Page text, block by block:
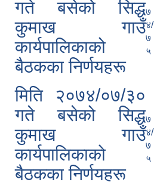
गते बसेको सिद्ध
कुमाख गाउँ
कार्यपालिकाको
बैठकका निर्णयहरू
७
४/
७
५
मिति २०७४/०७/३०
गते बसेको सिद्ध
कुमाख गाउँ
कार्यपालिकाको
बैठकका निर्णयहरू
७
४/
७
५